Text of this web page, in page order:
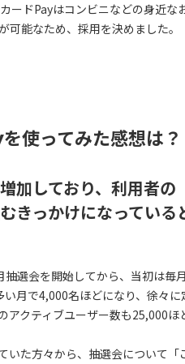
ードPayはコンビニなどの身近な
能なため、採用を決めました。
使ってみた感想は？
加しており、利用者の
きっかけになっている
選会を開始してから、当初は毎
月で4,000名ほどになり、徐々に
アクティブユーザー数も25,000ほ
いた方々から、抽選会について「